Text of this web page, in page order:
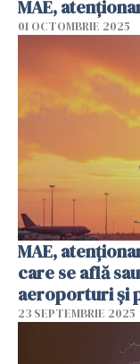
MAE,
01 OCTOMBRIE 2025
MAE,
care se află
aeroporturi şi
23 SEPTEMBRIE 2025